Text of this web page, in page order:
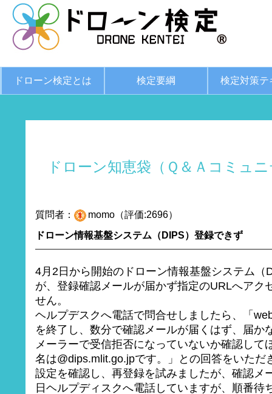
ドローン検定とは 検定要綱 検定対策テ
ドローン知恵袋（Ｑ＆Ａコミュ
質問者：
momo（評価:2696）
ドローン情報基盤システム（DIPS）登録できず
4月2日から開始のドローン情報基盤システム（
が、登録確認メールが届かず指定のURLへアク
せん。
ヘルプデスクへ電話で問合せしましたら、「
を終了し、数分で確認メールが届くはず、届か
メーラーで受信拒否になっていないか確認して
名は@dips.mlit.go.jpです。」との回答をいただ
設定を確認し、再登録を試みましたが、確認メ
日ヘルプディスクへ電話していますが、順番待